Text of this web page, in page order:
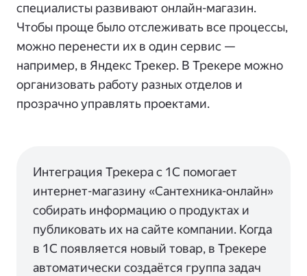
специалисты развивают онлайн-магазин.
Чтобы проще было отслеживать все процессы,
можно перенести их в один сервис —
например, в Яндекс Трекер. В Трекере можно
организовать работу разных отделов и
прозрачно управлять проектами.
Интеграция Трекера с 1C помогает
интернет-магазину «Сантехника-онлайн»
собирать информацию о продуктах и
публиковать их на сайте компании. Когда
в 1С появляется новый товар, в Трекере
автоматически создаётся группа задач